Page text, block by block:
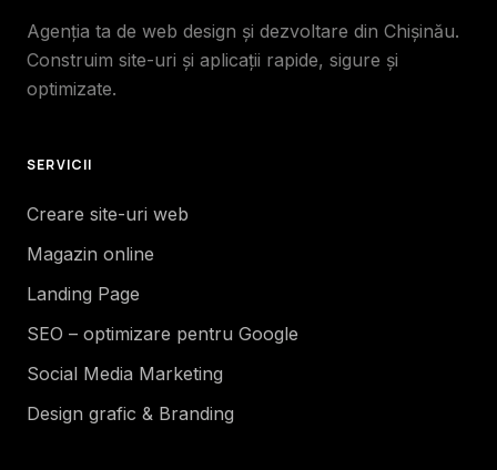
Agenția ta de web design și dezvoltare din Chișinău.
Construim site-uri și aplicații rapide, sigure și
optimizate.
SERVICII
Creare site-uri web
Magazin online
Landing Page
SEO – optimizare pentru Google
Social Media Marketing
Design grafic & Branding